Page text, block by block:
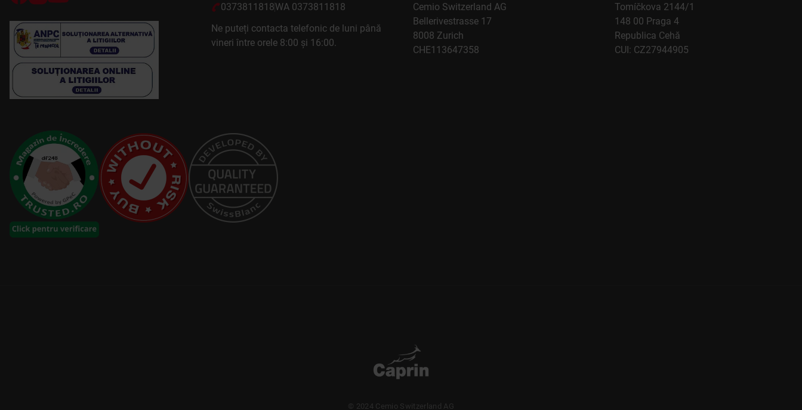
0373811818WA 0373811818
Ne puteți contacta telefonic de luni până
vineri între orele 8:00 și 16:00.
Cemio Switzerland AG
Bellerivestrasse 17
8008 Zurich
CHE113647358
Tomíčkova 2144/1
148 00 Praga 4
Republica Cehă
CUI: CZ27944905
© 2024 Cemio Switzerland AG